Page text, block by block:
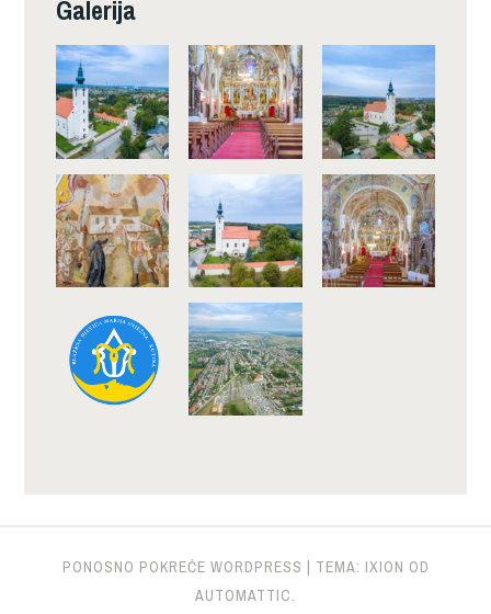
Galerija
PONOSNO POKREĆE WORDPRESS | TEMA: IXION OD
AUTOMATTIC.